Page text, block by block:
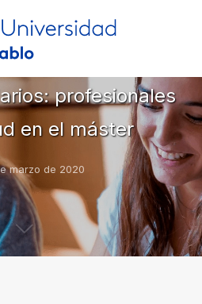
profesionales
en el máster
marzo de 2020